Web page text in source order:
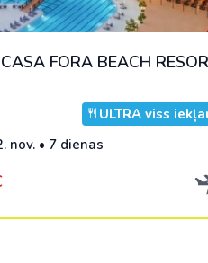
FORA BEACH
ULTRA viss
nov. • 7 dienas